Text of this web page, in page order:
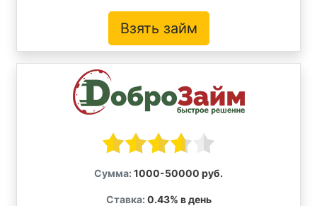
Взять займ
Сумма: 1000-50000 руб.
Ставка: 0.43% в день